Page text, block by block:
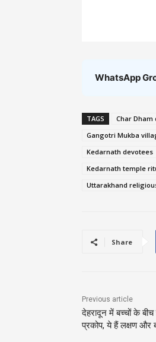
WhatsApp
TAGS Char Dham
Gangotri Mukba
Kedarnath devotees
Kedarnath temple
Uttarakhand
Share
Previous article
देहरादून में बच्चों के
प्रकोप, ये हैं लक्षण और